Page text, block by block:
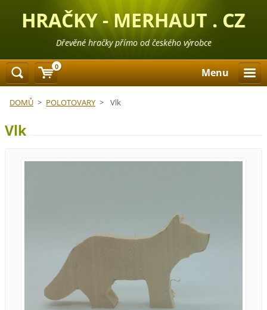
HRAČKY - MERHAUT . CZ
Dřevěné hračky přímo od českého výrobce
Menu
DOMŮ > POLOTOVARY > Vlk
Vlk
0